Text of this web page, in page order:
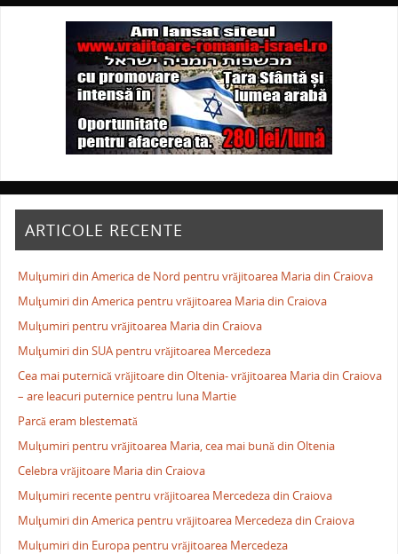
ARTICOLE RECENTE
Mulţumiri din America de Nord pentru vrăjitoarea Maria din Craiova
Mulţumiri din America pentru vrăjitoarea Maria din Craiova
Mulţumiri pentru vrăjitoarea Maria din Craiova
Mulţumiri din SUA pentru vrăjitoarea Mercedeza
Cea mai puternică vrăjitoare din Oltenia- vrăjitoarea Maria din Craiova
– are leacuri puternice pentru luna Martie
Parcă eram blestemată
Mulţumiri pentru vrăjitoarea Maria, cea mai bună din Oltenia
Celebra vrăjitoare Maria din Craiova
Mulţumiri recente pentru vrăjitoarea Mercedeza din Craiova
Mulţumiri din America pentru vrăjitoarea Mercedeza din Craiova
Mulţumiri din Europa pentru vrăjitoarea Mercedeza